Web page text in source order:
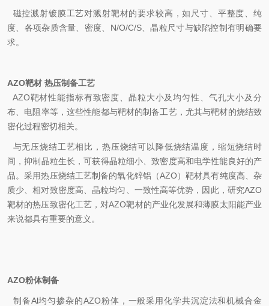
磁控溅射镀膜工艺对溅射靶材的要求较高，如尺寸、平整度、纯
度、各项杂质含量、密度、N/O/C/S、晶粒尺寸与缺陷控制有明确要
求。
AZO靶材 热压制备工艺
AZO靶材性能指标有致密度、晶粒大小及均匀性、气孔大小及分
布、电阻率等，这些性能都与靶材的制备工艺，尤其与靶材的烧结致
密化过程密切相关。
与无压烧结工艺相比，热压烧结可以降低烧结温度，缩短烧结时
间，抑制晶粒生长，可获得晶粒细小、致密度高和电学性能良好的产
品。采用热压烧结工艺制备的氧化锌铝（AZO）靶材具有纯度高、杂
质少、相对致密度高、晶粒均匀、一致性高等优势， 因此， 研究AZO
靶材的热压致密化工艺， 对AZO靶材的产业化发展和薄膜太阳能产业
来说都具有重要的意义。
AZO粉体制备
制备Al均匀掺杂的AZO粉体，一般采用化学共沉淀法和机械合金